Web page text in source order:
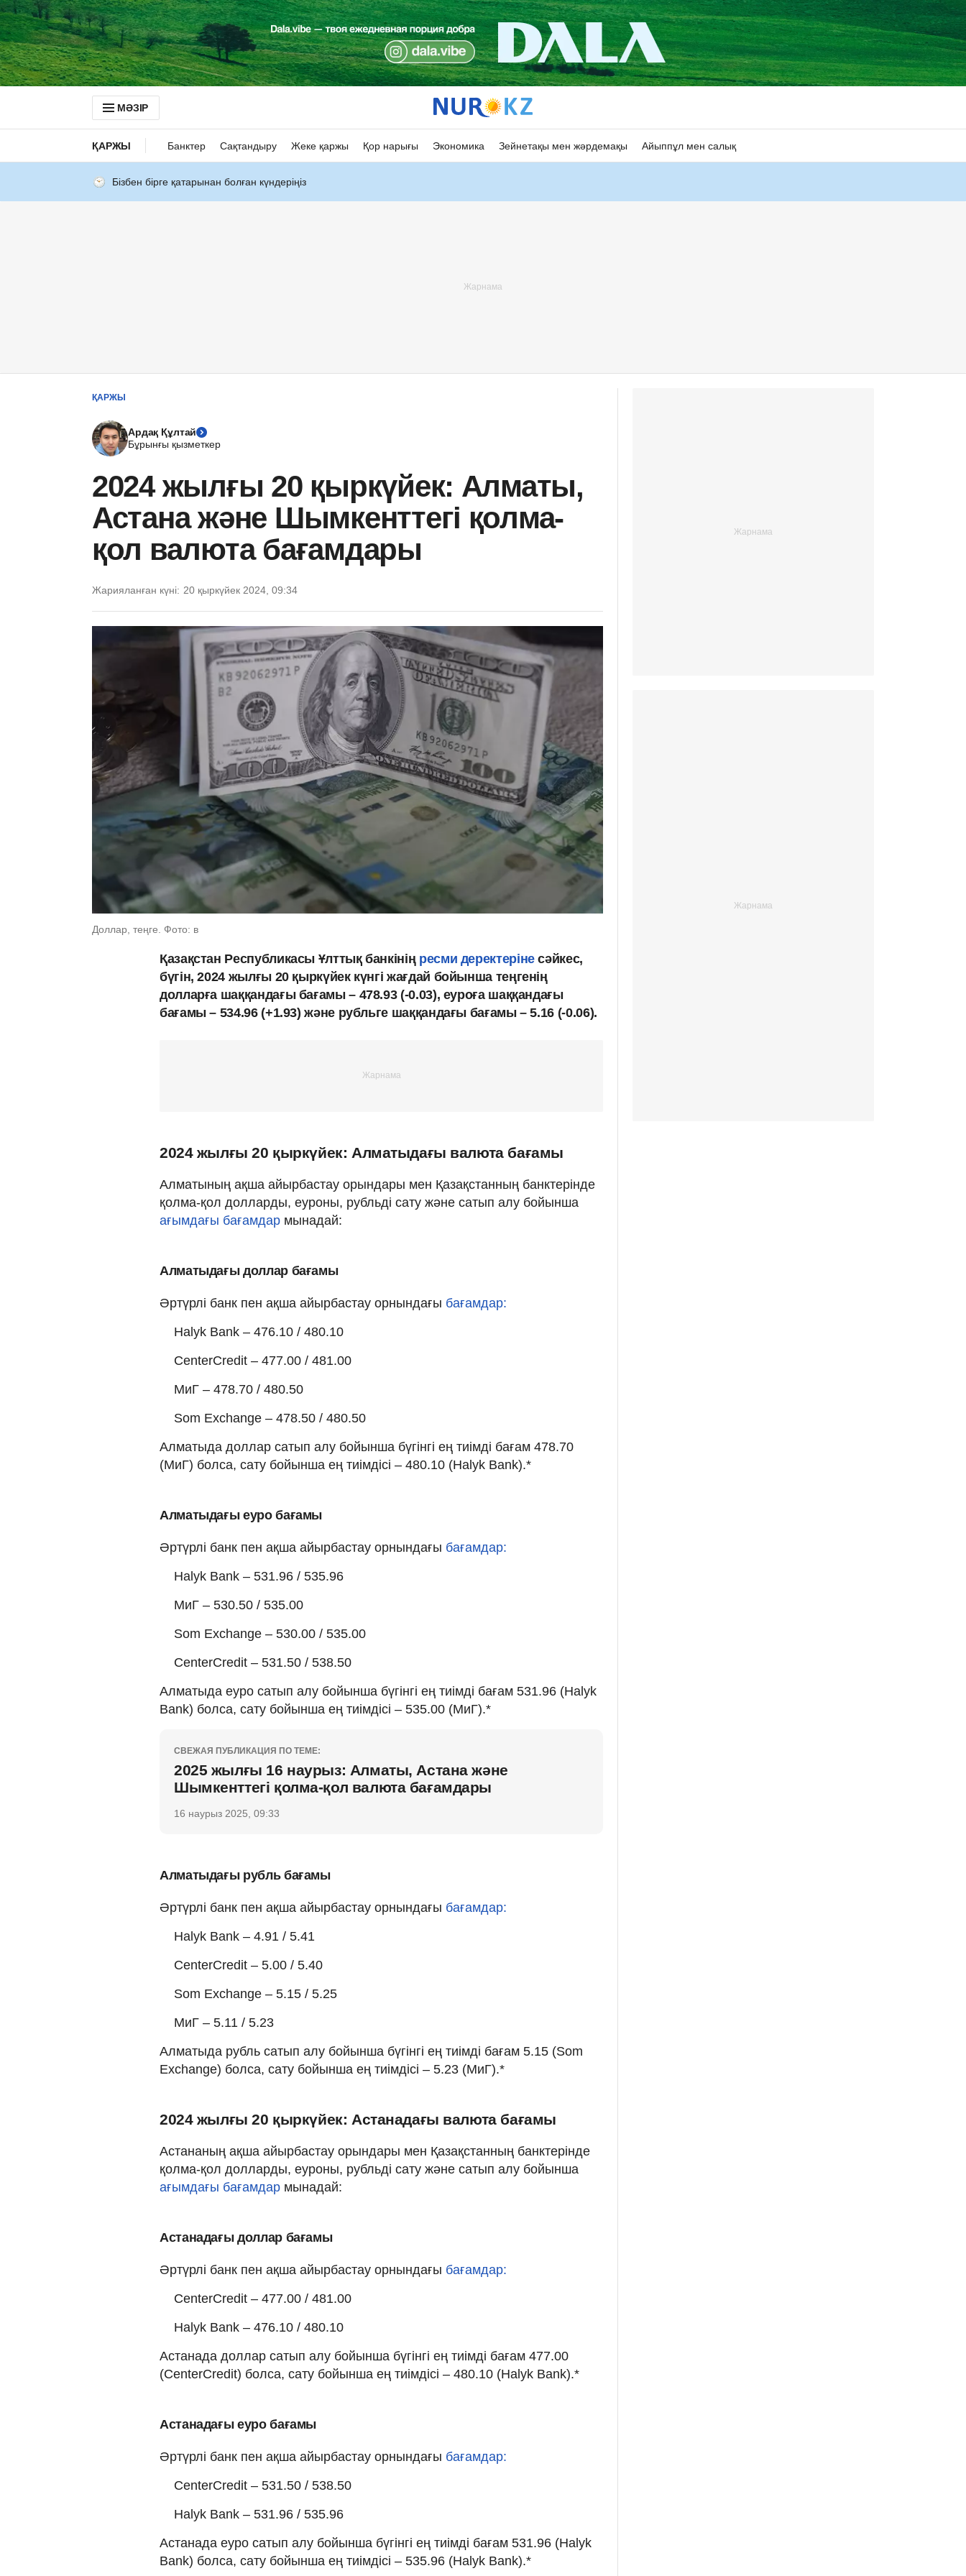
МӘЗІР
ҚАРЖЫ Банктер Сақтандыру Жеке қаржы Қор нарығы Экономика Зейнетақы мен жәрдемақы Айыппұл мен салық
Бізбен бірге қатарынан болған күндеріңіз
ҚАРЖЫ
Ардақ Құлтай
Бұрынғы қызметкер
2024 жылғы 20 қыркүйек: Алматы,
Астана және Шымкенттегі қолма-
қол валюта бағамдары
Жарияланған күні: 20 қыркүйек 2024, 09:34
Доллар, теңге. Фото: в
Қазақстан Республикасы Ұлттық банкінің ресми деректерінесәйкес,
бүгін, 2024 жылғы 20 қыркүйек күнгі жағдай бойынша теңгенің
долларға шаққандағы бағамы – 478.93 (-0.03), еуроға шаққандағы
бағамы – 534.96 (+1.93) және рубльге шаққандағы бағамы – 5.16 (-0.06).
2024 жылғы 20 қыркүйек: Алматыдағы валюта бағамы
Алматының ақша айырбастау орындары мен Қазақстанның банктерінде
қолма-қол долларды, еуроны, рубльді сату және сатып алу бойынша
ағымдағы бағамдар мынадай:
Алматыдағы доллар бағамы
Әртүрлі банк пен ақша айырбастау орнындағы бағамдар:
Halyk Bank – 476.10 / 480.10
CenterCredit – 477.00 / 481.00
МиГ – 478.70 / 480.50
Som Exchange – 478.50 / 480.50
Алматыда доллар сатып алу бойынша бүгінгі ең тиімді бағам 478.70
(МиГ) болса, сату бойынша ең тиімдісі – 480.10 (Halyk Bank).*
Алматыдағы еуро бағамы
Әртүрлі банк пен ақша айырбастау орнындағы бағамдар:
Halyk Bank – 531.96 / 535.96
МиГ – 530.50 / 535.00
Som Exchange – 530.00 / 535.00
CenterCredit – 531.50 / 538.50
Алматыда еуро сатып алу бойынша бүгінгі ең тиімді бағам 531.96 (Halyk
Bank) болса, сату бойынша ең тиімдісі – 535.00 (МиГ).*
СВЕЖАЯ ПУБЛИКАЦИЯ ПО ТЕМЕ:
2025 жылғы 16 наурыз: Алматы, Астана және
Шымкенттегі қолма-қол валюта бағамдары
16 наурыз 2025, 09:33
Алматыдағы рубль бағамы
Әртүрлі банк пен ақша айырбастау орнындағы бағамдар:
Halyk Bank – 4.91 / 5.41
CenterCredit – 5.00 / 5.40
Som Exchange – 5.15 / 5.25
МиГ – 5.11 / 5.23
Алматыда рубль сатып алу бойынша бүгінгі ең тиімді бағам 5.15 (Som
Exchange) болса, сату бойынша ең тиімдісі – 5.23 (МиГ).*
2024 жылғы 20 қыркүйек: Астанадағы валюта бағамы
Астананың ақша айырбастау орындары мен Қазақстанның банктерінде
қолма-қол долларды, еуроны, рубльді сату және сатып алу бойынша
ағымдағы бағамдар мынадай:
Астанадағы доллар бағамы
Әртүрлі банк пен ақша айырбастау орнындағы бағамдар:
CenterCredit – 477.00 / 481.00
Halyk Bank – 476.10 / 480.10
Астанада доллар сатып алу бойынша бүгінгі ең тиімді бағам 477.00
(CenterCredit) болса, сату бойынша ең тиімдісі – 480.10 (Halyk Bank).*
Астанадағы еуро бағамы
Әртүрлі банк пен ақша айырбастау орнындағы бағамдар:
CenterCredit – 531.50 / 538.50
Halyk Bank – 531.96 / 535.96
Астанада еуро сатып алу бойынша бүгінгі ең тиімді бағам 531.96 (Halyk
Bank) болса, сату бойынша ең тиімдісі – 535.96 (Halyk Bank).*